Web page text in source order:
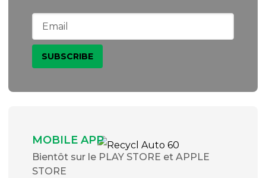
MOBILE APP
Bientôt sur le PLAY STORE et APPLE
STORE